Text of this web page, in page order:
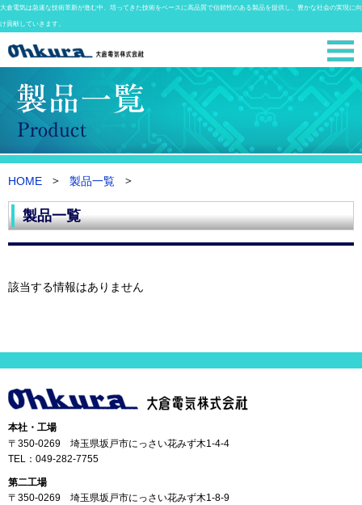
大倉電気は急速な技術革新が進む中、培ってきた技術をベースに高品質で信頼性のある製品を提供し、豊かな社会の実現に向
け貢献していきます。
HOME 製品一覧
製品一覧
該当する情報はありません
本社・工場
〒350-0269 埼玉県坂戸市にっさい花みず木1-4-4
TEL： 049-282-7755
第二工場
〒350-0269 埼玉県坂戸市にっさい花みず木1-8-9